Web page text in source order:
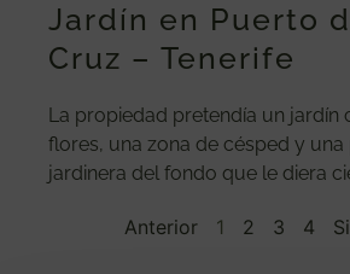
Jardín en Puerto
Cruz – Tenerife
​​La propiedad pretendía un jardín
flores, una zona de césped y una
jardinera del fondo que le diera
Anterior 1 2 3 4